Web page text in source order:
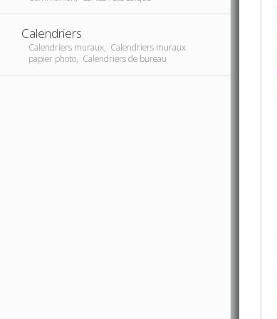
Calendriers
Calendriers muraux, Calendriers muraux
papier photo, Calendriers de bureau